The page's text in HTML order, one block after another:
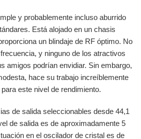
y probablemente incluso aburrido
Está alojado en un chasis
un blindaje de RF óptimo. No
y ninguno de los atractivos
amigos podrían envidiar. Sin embargo,
hace su trabajo increíblemente
este nivel de rendimiento.
de salida seleccionables desde 44,1
de salida es de aproximadamente 5
en el oscilador de cristal es de